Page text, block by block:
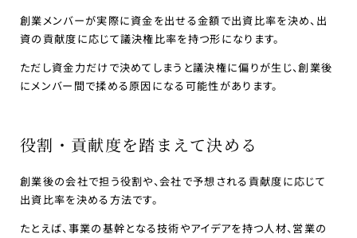
創業メンバーが実際に資金を出せる金額で出資比率を決め、出
資の貢献度に応じて議決権比率を持つ形になります。
ただし資金力だけで決めてしまうと議決権に偏りが生じ、創業後
にメンバー間で揉める原因になる可能性があります。
役割・貢献度を踏まえて決める
創業後の会社で担う役割や、会社で予想される貢献度に応じて
出資比率を決める方法です。
たとえば、事業の基幹となる技術やアイデアを持つ人材、営業の